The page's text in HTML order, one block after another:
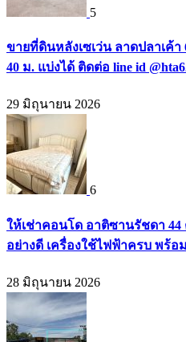
5
ขายที่ดินหลังเซเว่น ลาดปลาเค้า
40 ม. แบ่งได้ ติดต่อ line id
29 มิถุนายน 2026
6
ให้เช่าคอนโด อาติซานรัชดา 44
อย่างดี เครื่องใช้ไฟฟ้าครบ พร้อม
28 มิถุนายน 2026